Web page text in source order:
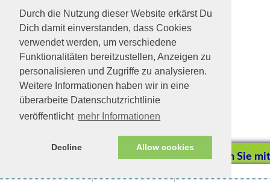
Durch die Nutzung dieser Website erkärst Du
Dich damit einverstanden, dass Cookies
verwendet werden, um verschiedene
Funktionalitäten bereitzustellen, Anzeigen zu
personalisieren und Zugriffe zu analysieren.
Weitere Informationen haben wir in eine
überarbeite Datenschutzrichtlinie
veröffentlicht mehr Informationen
Decline Allow cookies
Helfen Sie